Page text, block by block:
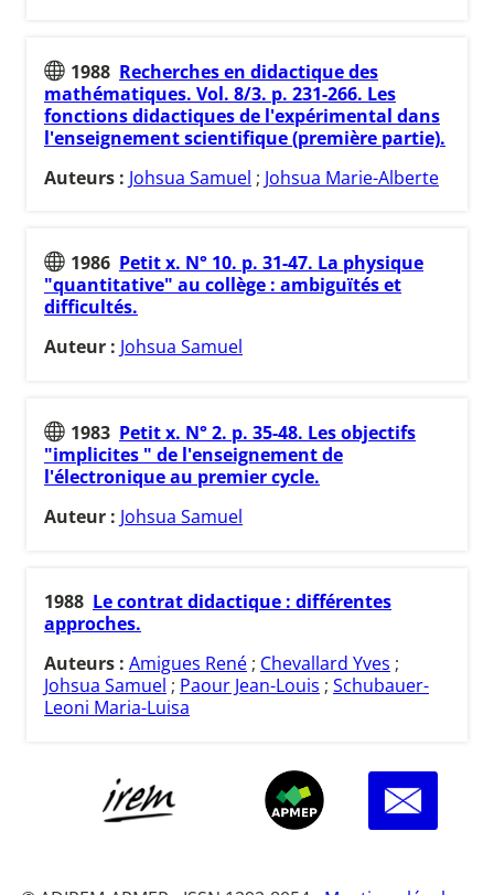
1988 Recherches en didactique des
mathématiques. Vol. 8/3. p. 231-266. Les
fonctions didactiques de l'expérimental dans
l'enseignement scientifique (première partie).
Auteurs : Johsua Samuel ; Johsua Marie-Alberte
1986 Petit x. N° 10. p. 31-47. La physique
"quantitative" au collège : ambiguïtés et
difficultés.
Auteur : Johsua Samuel
1983 Petit x. N° 2. p. 35-48. Les objectifs
"implicites " de l'enseignement de
l'électronique au premier cycle.
Auteur : Johsua Samuel
1988 Le contrat didactique : différentes
approches.
Auteurs : Amigues René ; Chevallard Yves ;
Johsua Samuel ; Paour Jean-Louis ; Schubauer-
Leoni Maria-Luisa